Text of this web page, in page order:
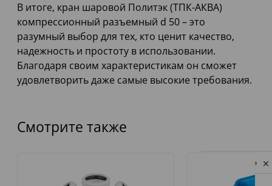
В итоге, кран шаровой Политэк (ТПК-АКВА)
компрессионный разъемный d 50 – это
разумный выбор для тех, кто ценит качество,
надежность и простоту в использовании.
Благодаря своим характеристикам он сможет
удовлетворить даже самые высокие требования.
Смотрите также
Privacy notice